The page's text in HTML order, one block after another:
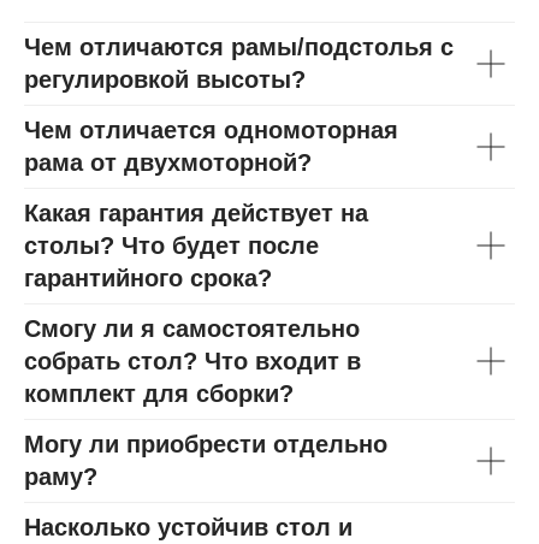
Чем отличаются рамы/подстолья с
регулировкой высоты?
Чем отличается одномоторная
рама от двухмоторной?
Какая гарантия действует на
столы? Что будет после
гарантийного срока?
Смогу ли я самостоятельно
собрать стол? Что входит в
комплект для сборки?
Могу ли приобрести отдельно
раму?
Насколько устойчив стол и